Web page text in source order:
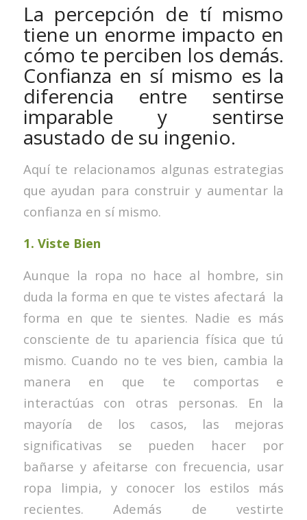
La percepción de tí mismo
tiene un enorme impacto en
cómo te perciben los demás.
Confianza en sí mismo es la
diferencia entre sentirse
imparable y sentirse
asustado de su ingenio.
Aquí te relacionamos algunas estrategias
que ayudan para construir y aumentar la
confianza en sí mismo.
1. Viste Bien
Aunque la ropa no hace al hombre, sin
duda la forma en que te vistes afectará la
forma en que te sientes. Nadie es más
consciente de tu apariencia física que tú
mismo. Cuando no te ves bien, cambia la
manera en que te comportas e
interactúas con otras personas. En la
mayoría de los casos, las mejoras
significativas se pueden hacer por
bañarse y afeitarse con frecuencia, usar
ropa limpia, y conocer los estilos más
recientes. Además de vestirte